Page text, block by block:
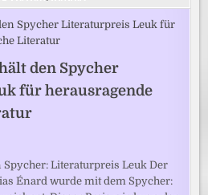
den Spycher
für herausragende
Literaturpreis Leuk Der
Énard wurde mit dem Spycher: